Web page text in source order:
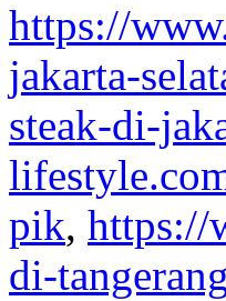
https://
jakarta-
steak-di-
pik, https://
di-tangerang